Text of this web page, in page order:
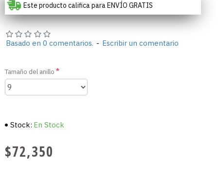
Este producto califica para ENVÍO GRATIS
Basado en 0 comentarios. - Escribir un comentario
$72,350
Stock: En Stock
Tamaño del anillo